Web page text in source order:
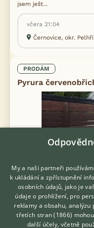
jsem ješt...
včera 21:04
Černovice, okr.
PRODÁM
Pyrura
Prodám Pyruru
1500 kč/kus a samec
včera 20:32
Starý Plzenec, okr.
My a naši partneři
k ukládání a zpřístupnění
osobních údajů, jako je
údaje o prohlížení, pro
reklamy a obsahu, analýzu
třetích stran (1866)
další účely, včetně